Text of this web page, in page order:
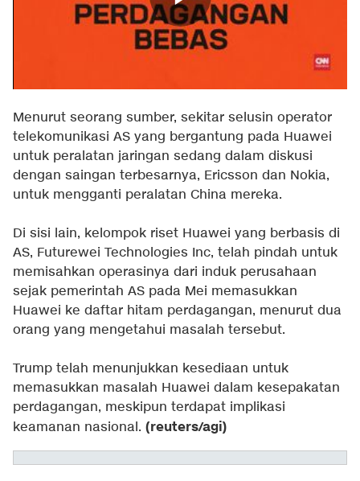
Menurut seorang sumber, sekitar selusin operator
telekomunikasi AS yang bergantung pada Huawei
untuk peralatan jaringan sedang dalam diskusi
dengan saingan terbesarnya, Ericsson dan Nokia,
untuk mengganti peralatan China mereka.
Di sisi lain, kelompok riset Huawei yang berbasis di
AS, Futurewei Technologies Inc, telah pindah untuk
memisahkan operasinya dari induk perusahaan
sejak pemerintah AS pada Mei memasukkan
Huawei ke daftar hitam perdagangan, menurut dua
orang yang mengetahui masalah tersebut.
Trump telah menunjukkan kesediaan untuk
memasukkan masalah Huawei dalam kesepakatan
perdagangan, meskipun terdapat implikasi
keamanan nasional. (reuters/agi)